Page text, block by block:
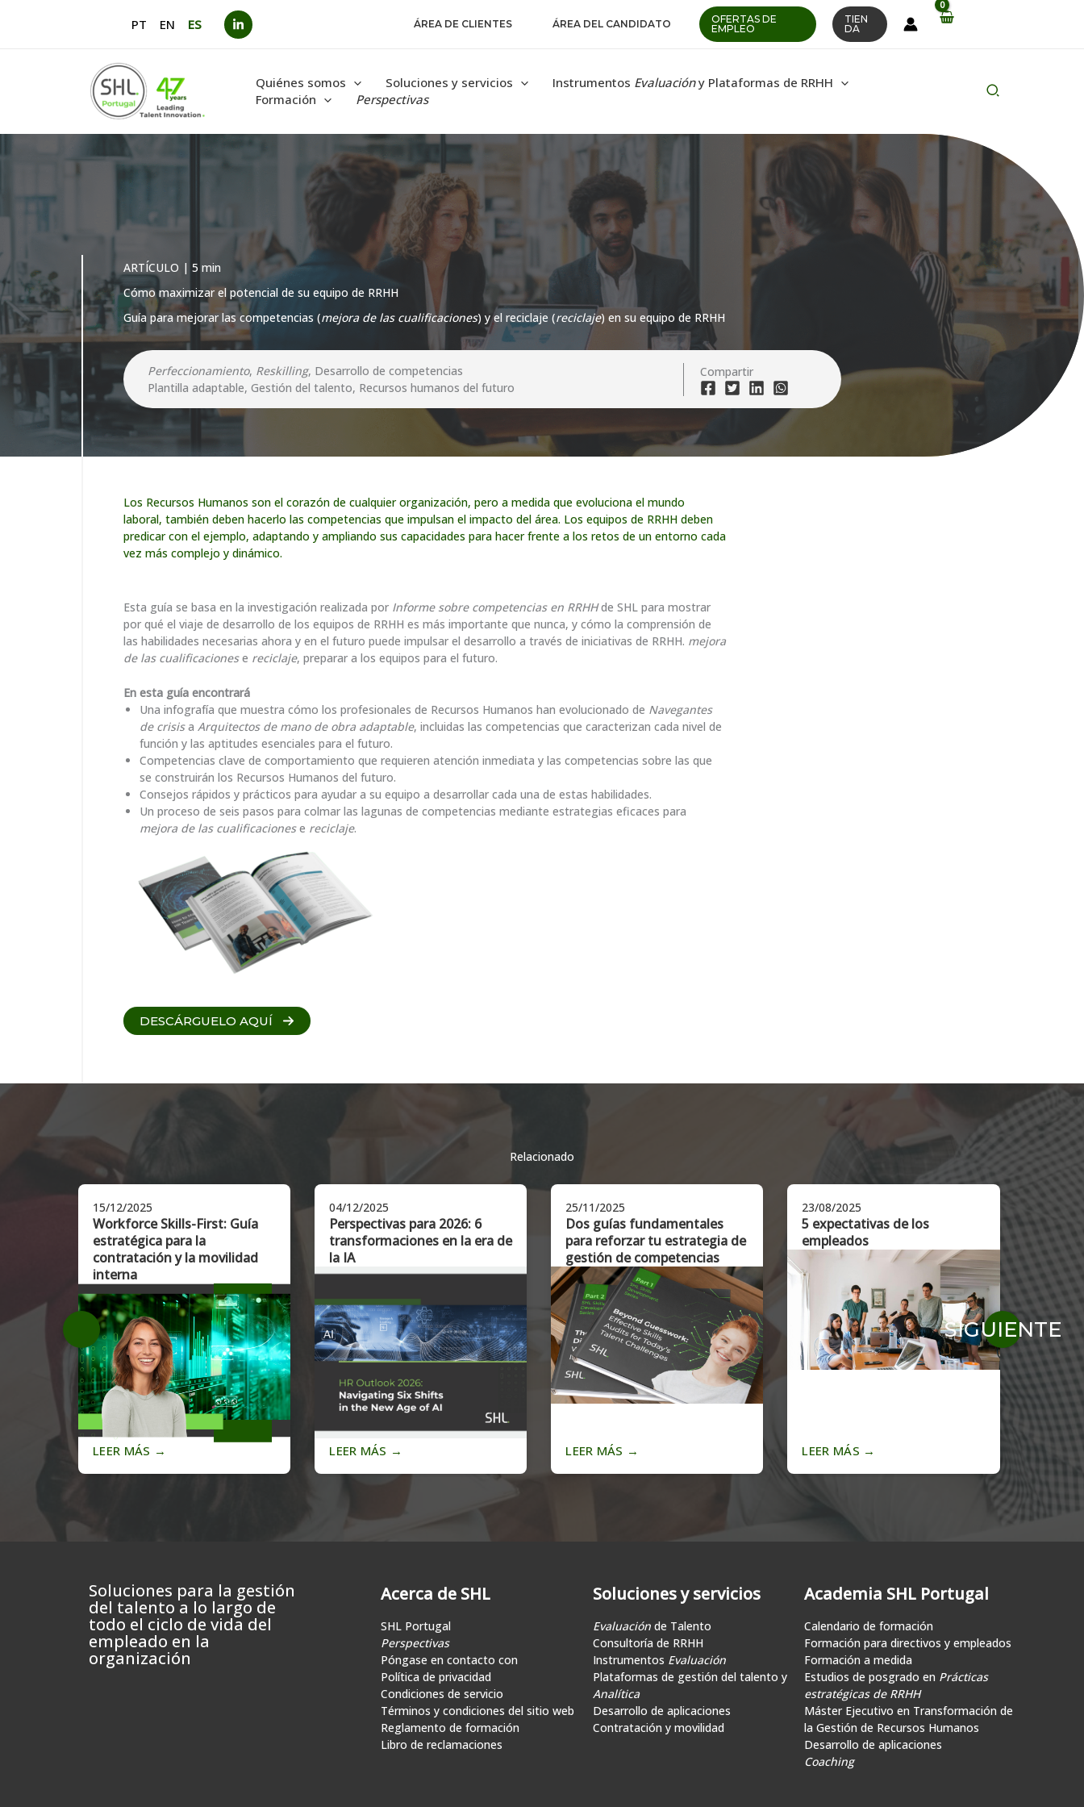
PT EN ES ÁREA DE CLIENTES ÁREA DEL CANDIDATO
OFERTAS DE
EMPLEO
TIEN
DA
Quiénes somos Soluciones y servicios Instrumentos Evaluacióny Plataformas de RRHH
Formación
Perspectivas
Buscar
ARTÍCULO | 5 min
Cómo maximizar el potencial de su equipo de RRHH
Guía para mejorar las competencias (mejora de las cualificaciones) y el reciclaje (reciclaje) en su equipo de RRHH
Perfeccionamiento, Reskilling, Desarrollo de competencias
Plantilla adaptable, Gestión del talento, Recursos humanos del futuro
Compartir
Los Recursos Humanos son el corazón de cualquier organización, pero a medida que evoluciona el mundo
laboral, también deben hacerlo las competencias que impulsan el impacto del área. Los equipos de RRHH deben
predicar con el ejemplo, adaptando y ampliando sus capacidades para hacer frente a los retos de un entorno cada
vez más complejo y dinámico.
Esta guía se basa en la investigación realizada por Informe sobre competencias en RRHHde SHL para mostrar
por qué el viaje de desarrollo de los equipos de RRHH es más importante que nunca, y cómo la comprensión de
las habilidades necesarias ahora y en el futuro puede impulsar el desarrollo a través de iniciativas de RRHH. mejora
de las cualificacionese reciclaje, preparar a los equipos para el futuro.
En esta guía encontrará
Una infografía que muestra cómo los profesionales de Recursos Humanos han evolucionado de Navegantes
de crisisa Arquitectos de mano de obra adaptable, incluidas las competencias que caracterizan cada nivel de
función y las aptitudes esenciales para el futuro.
Competencias clave de comportamiento que requieren atención inmediata y las competencias sobre las que
se construirán los Recursos Humanos del futuro.
Consejos rápidos y prácticos para ayudar a su equipo a desarrollar cada una de estas habilidades.
Un proceso de seis pasos para colmar las lagunas de competencias mediante estrategias eficaces para
mejora de las cualificacionese reciclaje.
DESCÁRGUELO AQUÍ
Relacionado
15/12/2025
Workforce Skills-First: Guía
estratégica para la
contratación y la movilidad
interna
LEER MÁS →
04/12/2025
Perspectivas para 2026: 6
transformaciones en la era de
la IA
LEER MÁS →
25/11/2025
Dos guías fundamentales
para reforzar tu estrategia de
gestión de competencias
LEER MÁS →
23/08/2025
5 expectativas de los
empleados
LEER MÁS →
16/02/
con
del
LEER
SIGUIENTE
Soluciones para la gestión
del talento a lo largo de
todo el ciclo de vida del
empleado en la
organización
Acerca de SHL
SHL Portugal
Perspectivas
Póngase en contacto con
Política de privacidad
Condiciones de servicio
Términos y condiciones del sitio web
Reglamento de formación
Libro de reclamaciones
Soluciones y servicios
Evaluaciónde Talento
Consultoría de RRHH
Instrumentos Evaluación
Plataformas de gestión del talento y
Analítica
Desarrollo de aplicaciones
Contratación y movilidad
Academia SHL Portugal
Calendario de formación
Formación para directivos y empleados
Formación a medida
Estudios de posgrado en Prácticas
estratégicas de RRHH
Máster Ejecutivo en Transformación de
la Gestión de Recursos Humanos
Desarrollo de aplicaciones
Coaching